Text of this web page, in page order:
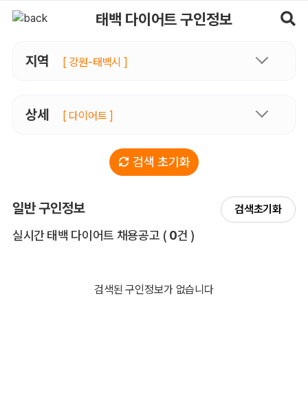
태백 다이어트 구인정보
지역 [ 강원-태백시 ]
상세 [ 다이어트 ]
검색 초기화
일반 구인정보 검색초기화
실시간 태백 다이어트 채용공고 전체 목록
( 0건 )
검색된 구인정보가 없습니다